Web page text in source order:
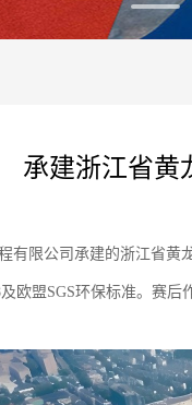
承建浙江省黄
有限公司 承建的浙江省黄
欧盟SGS环保标准。赛